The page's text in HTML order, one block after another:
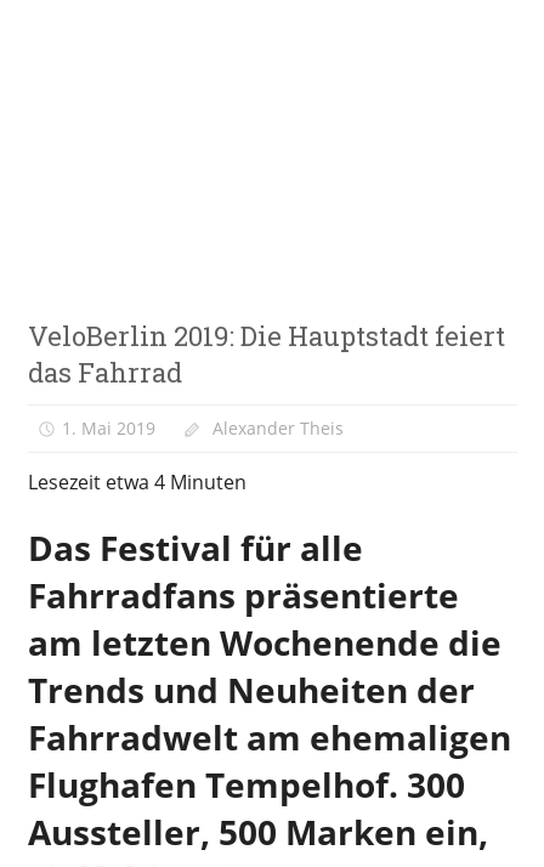
Veranstaltungen
VeloBerlin 2019: Die Hauptstadt feiert
das Fahrrad
1. Mai 2019 Alexander Theis
Lesezeit etwa 4 Minuten
Das Festival für alle
Fahrradfans präsentierte
am letzten Wochenende die
Trends und Neuheiten der
Fahrradwelt am ehemaligen
Flughafen Tempelhof. 300
Aussteller, 500 Marken ein,